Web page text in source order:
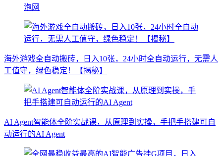
泡网
海外游戏全自动搬砖，日入10张，24小时全自动运行，无需人
工值守，绿色稳定！【揭秘】
AI Agent智能体全阶实战课，从原理到实操，手把手搭建可自
动运行的AI Agent